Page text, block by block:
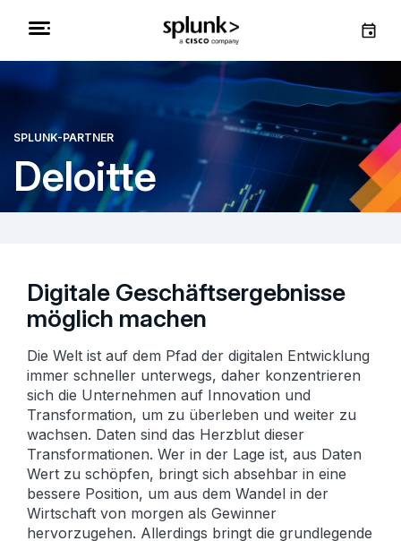
SPLUNK-PARTNER
Deloitte
Digitale Geschäftsergebnisse
möglich machen
Die Welt ist auf dem Pfad der digitalen Entwicklung
immer schneller unterwegs, daher konzentrieren
sich die Unternehmen auf Innovation und
Transformation, um zu überleben und weiter zu
wachsen. Daten sind das Herzblut dieser
Transformationen. Wer in der Lage ist, aus Daten
Wert zu schöpfen, bringt sich absehbar in eine
bessere Position, um aus dem Wandel in der
Wirtschaft von morgen als Gewinner
hervorzugehen. Allerdings bringt die grundlegende